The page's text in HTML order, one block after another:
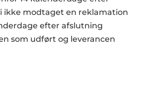
ikke modtaget en reklamation
efter afslutning
som udført og leverancen